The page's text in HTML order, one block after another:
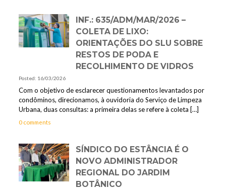
INF.: 635/ADM/MAR/2026 –
COLETA DE LIXO:
ORIENTAÇÕES DO SLU SOBRE
RESTOS DE PODA E
RECOLHIMENTO DE VIDROS
Posted: 16/03/2026
Com o objetivo de esclarecer questionamentos levantados por
condôminos, direcionamos, à ouvidoria do Serviço de Limpeza
Urbana, duas consultas: a primeira delas se refere à coleta […]
0 comments
SÍNDICO DO ESTÂNCIA É O
NOVO ADMINISTRADOR
REGIONAL DO JARDIM
BOTÂNICO